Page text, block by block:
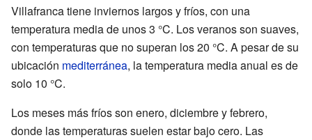
Villafranca tiene inviernos largos y fríos, con una
temperatura media de unos 3 °C. Los veranos son suaves,
con temperaturas que no superan los 20 °C. A pesar de su
ubicación mediterránea, la temperatura media anual es de
solo 10 °C.
Los meses más fríos son enero, diciembre y febrero,
donde las temperaturas suelen estar bajo cero. Las